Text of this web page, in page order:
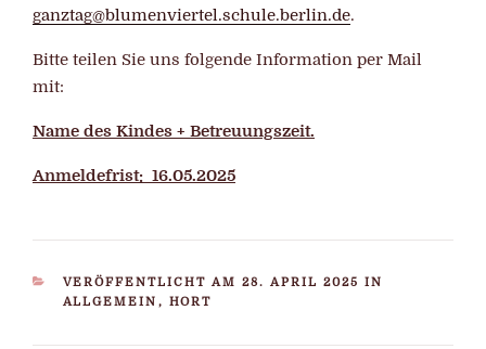
ganztag@blumenviertel.schule.berlin.de.
Bitte teilen Sie uns folgende Information per Mail
mit:
Name des Kindes + Betreuungszeit.
Anmeldefrist: 16.05.2025
KATEGORIEN
VERÖFFENTLICHT AM 28. APRIL 2025 IN
ALLGEMEIN , HORT